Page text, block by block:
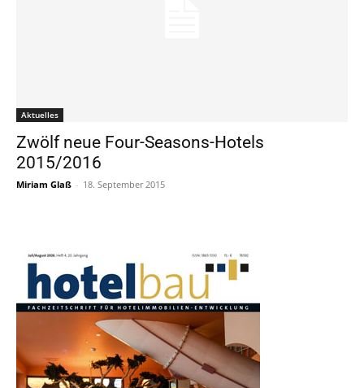
Aktuelles
Zwölf neue Four-Seasons-Hotels
2015/2016
Miriam Glaß - 18. September 2015